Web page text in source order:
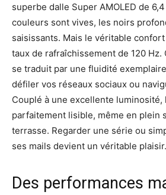
superbe dalle Super AMOLED de
couleurs sont vives, les noirs
saisissants. Mais le véritable
taux de rafraîchissement de 120
se traduit par une fluidité
défiler vos réseaux sociaux ou
Couplé à une excellente luminosité,
parfaitement lisible, même en plein
terrasse. Regarder une série ou
ses mails devient un véritable plaisir.
Des performances